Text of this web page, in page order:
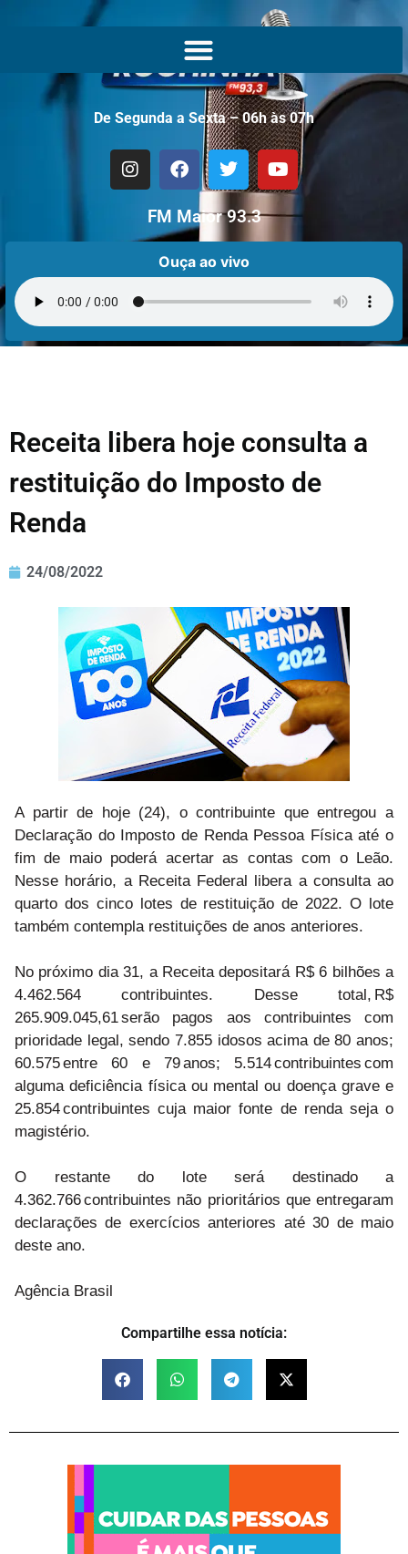
De Segunda a Sexta – 06h às 07h
FM Maior 93.3
Ouça ao vivo
Receita libera hoje consulta a
restituição do Imposto de
Renda
24/08/2022
A partir de hoje (24), o contribuinte que entregou a
Declaração do Imposto de Renda Pessoa Física até o
fim de maio poderá acertar as contas com o Leão.
Nesse horário, a Receita Federal libera a consulta ao
quarto dos cinco lotes de restituição de 2022. O lote
também contempla restituições de anos anteriores.
No próximo dia 31, a Receita depositará R$ 6 bilhões a
4.462.564 contribuintes. Desse total, R$
265.909.045,61 serão pagos aos contribuintes com
prioridade legal, sendo 7.855 idosos acima de 80 anos;
60.575 entre 60 e 79 anos; 5.514 contribuintes com
alguma deficiência física ou mental ou doença grave e
25.854 contribuintes cuja maior fonte de renda seja o
magistério.
O restante do lote será destinado a
4.362.766 contribuintes não prioritários que entregaram
declarações de exercícios anteriores até 30 de maio
deste ano.
Agência Brasil
Compartilhe essa notícia: